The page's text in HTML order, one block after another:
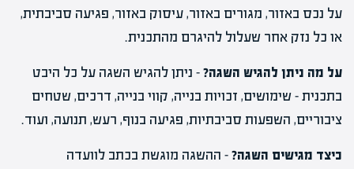
על נכס באזור, מגורים באזור, עיסוק באזור, פגיעה סביבתית,
או כל נזק אחר שעלול להיגרם מהתכנית.
על מה ניתן להגיש השגה?– ניתן להגיש השגה על כל היבט
בתכנית – שימושים, זכויות בנייה, קווי בנייה, דרכים, שטחים
ציבוריים, השפעות סביבתיות, פגיעה בנוף, רעש, תנועה, ועוד.
כיצד מגישים השגה?– ההשגה מוגשת בכתב לוועדה